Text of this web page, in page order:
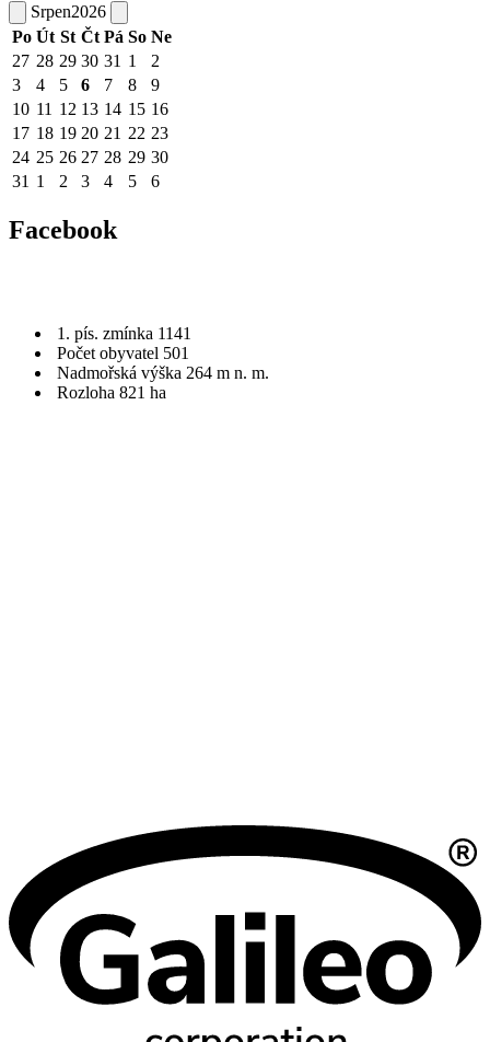
Srpen2026
Po Út St Čt Pá So Ne
27 28 29 30 31 1
2
3
4 5 6 7 8
9
10 11 12 13 14 15 16
17 18 19 20 21 22 23
24 25 26 27 28 29 30
31 1 2 3 4 5 6
Facebook
1. pís. zmínka 1141
Počet obyvatel 501
Nadmořská výška 264 m n. m.
Rozloha 821 ha